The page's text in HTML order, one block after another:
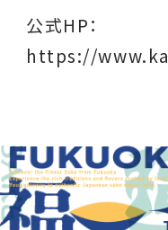
公式HP：
https://